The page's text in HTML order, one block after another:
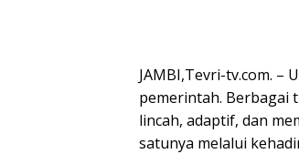
JAMBI,Tevri-tv.com. –
pemerintah. Berbagai
lincah, adaptif, dan
satunya melalui